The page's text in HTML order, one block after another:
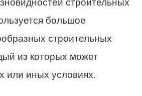
строительных
большое
строительных
из которых может
или иных условиях.